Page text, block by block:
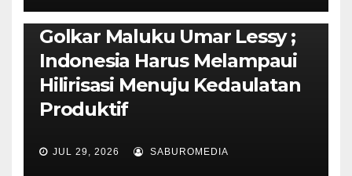
Isi Materi LK-III HMI, Ketua
Golkar Maluku Umar Lessy ;
Indonesia Harus Melampaui
Hilirisasi Menuju Kedaulatan
Produktif
JUL 29, 2026 SABUROMEDIA